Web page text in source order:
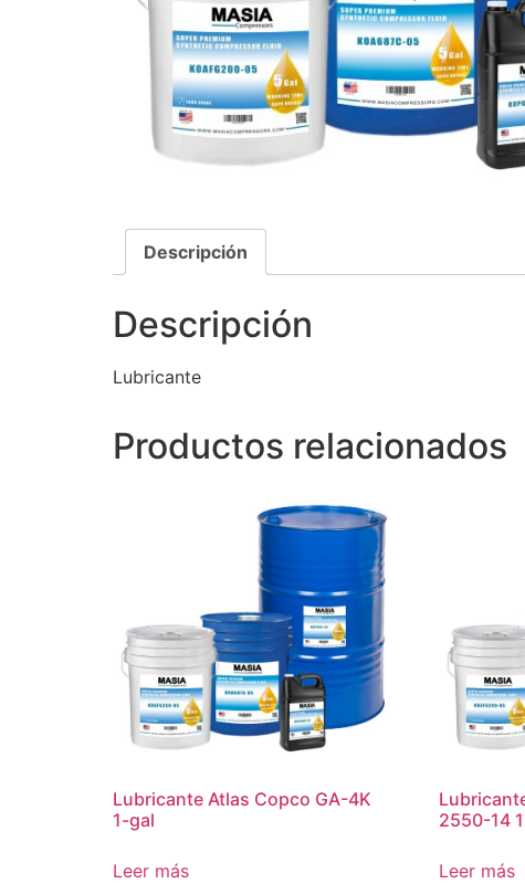
Descripción
Descripción
Lubricante
Productos relacionados
Lubricante Atlas Copco GA-4K
1-gal
Leer más
2550-14
Leer más